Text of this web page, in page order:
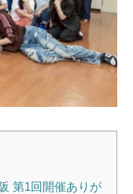
第1回開催ありが